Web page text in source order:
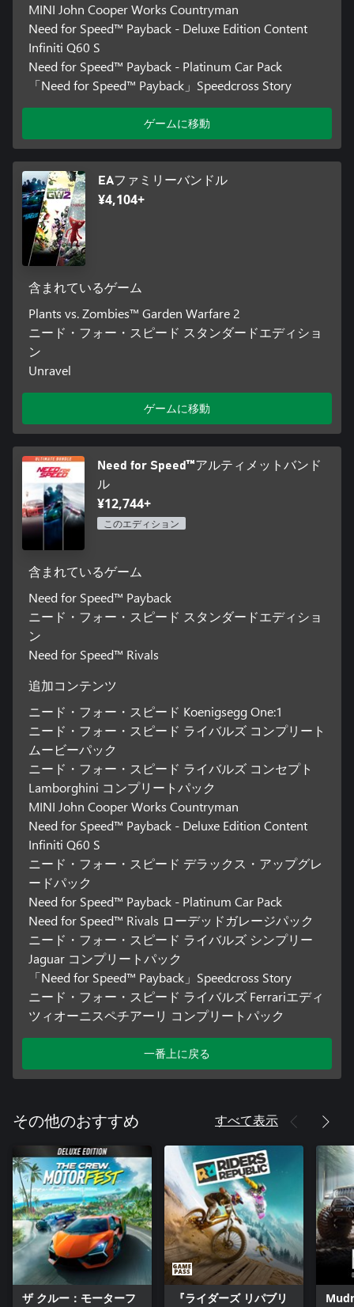
MINI John Cooper Works Countryman
Need for Speed™ Payback - Deluxe Edition Content
Infiniti Q60 S
Need for Speed™ Payback - Platinum Car Pack
「Need for Speed™ Payback」Speedcross Story
ゲームに移動
EAファミリーバンドル
¥4,104+
含まれているゲーム
Plants vs. Zombies™ Garden Warfare 2
ニード・フォー・スピード スタンダードエディショ
ン
Unravel
ゲームに移動
Need for Speed™アルティメットバンド
ル
¥12,744+
このエディション
含まれているゲーム
Need for Speed™ Payback
ニード・フォー・スピード スタンダードエディショ
ン
Need for Speed™ Rivals
追加コンテンツ
ニード・フォー・スピード Koenigsegg One:1
ニード・フォー・スピード ライバルズ コンプリート
ムービーパック
ニード・フォー・スピード ライバルズ コンセプト
Lamborghini コンプリートパック
MINI John Cooper Works Countryman
Need for Speed™ Payback - Deluxe Edition Content
Infiniti Q60 S
ニード・フォー・スピード デラックス・アップグレ
ードパック
Need for Speed™ Payback - Platinum Car Pack
Need for Speed™ Rivals ローデッドガレージパック
ニード・フォー・スピード ライバルズ シンプリー
Jaguar コンプリートパック
「Need for Speed™ Payback」Speedcross Story
ニード・フォー・スピード ライバルズ Ferrariエディ
ツィオーニスペチアーリ コンプリートパック
一番上に戻る
その他のおすすめ すべて表示
ザ クルー：モーターフ
『ライダーズ リパブリ